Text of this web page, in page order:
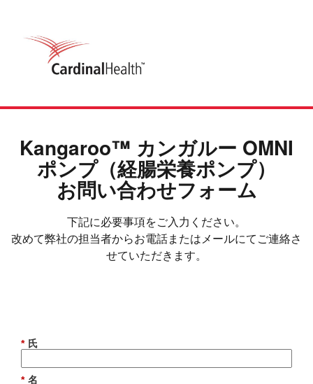
Kangaroo™ カンガルー OMNI
ポンプ（経腸栄養ポンプ）
お問い合わせフォーム
下記に必要事項をご入力ください。
改めて弊社の担当者からお電話またはメールにてご連絡さ
せていただきます。
* 氏
* 名